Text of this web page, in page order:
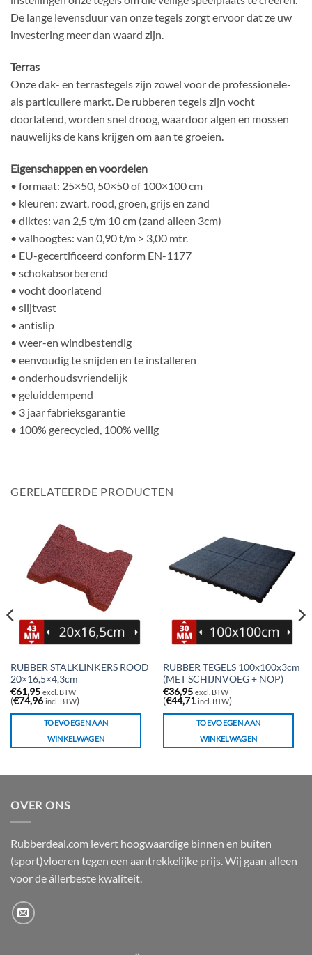
De lange levensduur van onze tegels zorgt ervoor dat ze uw
investering meer dan waard zijn.
Terras
Onze dak- en terrastegels zijn zowel voor de professionele-
als particuliere markt. De rubberen tegels zijn vocht
doorlatend, worden snel droog, waardoor algen en mossen
nauwelijks de kans krijgen om aan te groeien.
Eigenschappen en voordelen
• formaat: 25×50, 50×50 of 100×100 cm
• kleuren: zwart, rood, groen, grijs en zand
• diktes: van 2,5 t/m 10 cm (zand alleen 3cm)
• valhoogtes: van 0,90 t/m > 3,00 mtr.
• EU-gecertificeerd conform EN-1177
• schokabsorberend
• vocht doorlatend
• slijtvast
• antislip
• weer-en windbestendig
• eenvoudig te snijden en te installeren
• onderhoudsvriendelijk
• geluiddempend
• 3 jaar fabrieksgarantie
• 100% gerecycled, 100% veilig
GERELATEERDE PRODUCTEN
RUBBER STALKLINKERS ROOD
20×16,5×4,3cm
€61,95 excl. BTW
(€74,96 incl. BTW)
TOEVOEGEN AAN
WINKELWAGEN
RUBBER TEGELS 100x100x3cm
(MET SCHIJNVOEG + NOP)
€36,95 excl. BTW
(€44,71 incl. BTW)
TOEVOEGEN AAN
WINKELWAGEN
OVER ONS
Rubberdeal.com levert hoogwaardige binnen en buiten
(sport)vloeren tegen een aantrekkelijke prijs. Wij gaan alleen
voor de állerbeste kwaliteit.